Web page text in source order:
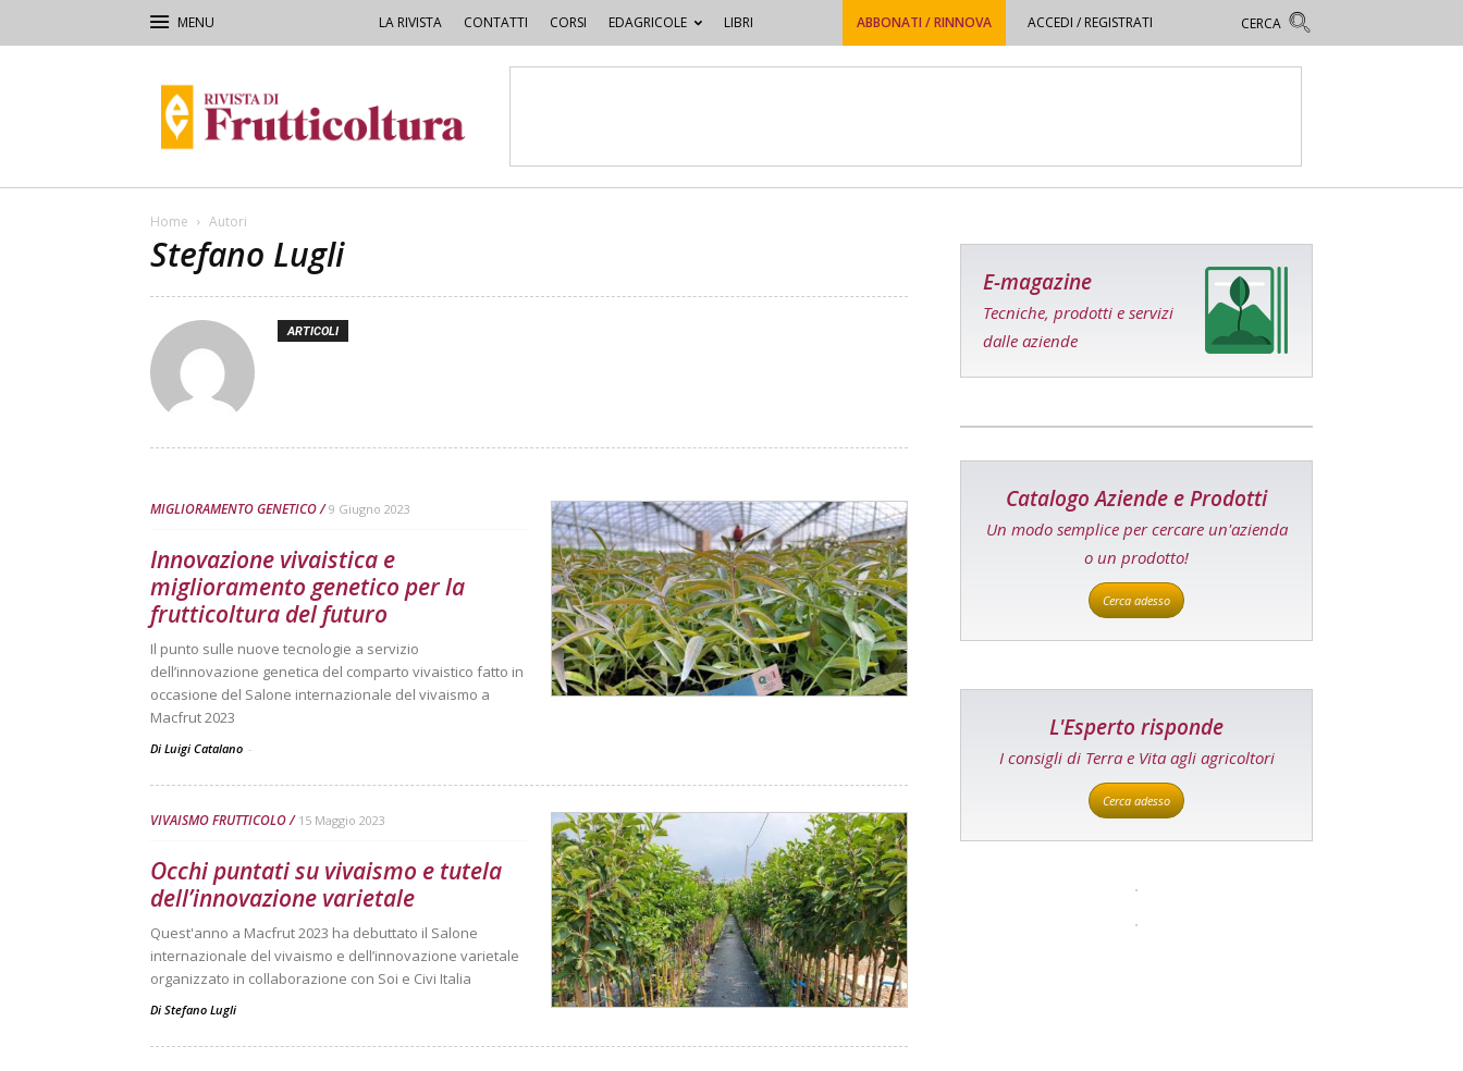
LA RIVISTA CONTATTI CORSI EDAGRICOLE LIBRI ABBONATI / RINNOVA ACCEDI / REGISTRATI
di
Frutticoltura
Home Autori
Stefano Lugli
ARTICOLI
MIGLIORAMENTO GENETICO 9 Giugno 2023
Innovazione vivaistica e
miglioramento genetico per la
frutticoltura del futuro
Il punto sulle nuove tecnologie a servizio
dell’innovazione genetica del comparto vivaistico fatto in
occasione del Salone internazionale del vivaismo a
Macfrut 2023
Di Luigi Catalano -
VIVAISMO FRUTTICOLO 15 Maggio 2023
Occhi puntati su vivaismo e tutela
dell’innovazione varietale
Quest'anno a Macfrut 2023 ha debuttato il Salone
internazionale del vivaismo e dell’innovazione varietale
organizzato in collaborazione con Soi e Civi Italia
Di Stefano Lugli
E-magazine
Tecniche, prodotti e servizi
dalle aziende
Catalogo Aziende e Prodotti
Un modo semplice per cercare un'azienda
o un prodotto!
Cerca adesso
L'Esperto risponde
I consigli di Terra e Vita agli agricoltori
Cerca adesso